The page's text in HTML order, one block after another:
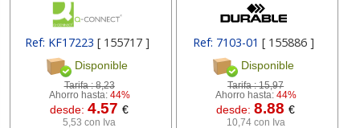
Ref: KF17223 [ 155717 ]
Disponible
Tarifa :8,23
Ahorro hasta: 44%
desde:4.57€
5,53 con Iva
Ref: 7103-01 [ 155886 ]
Disponible
Tarifa :15,97
Ahorro hasta: 44%
desde:8.88€
10,74 con Iva